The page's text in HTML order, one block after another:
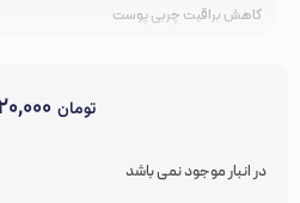
کاهش براقیت چربی پوست
تومان ۱,۵۲۰,۰۰۰
در انبار موجود نمی باشد